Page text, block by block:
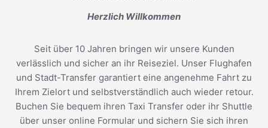
Herzlich Willkommen
Seit über 10 Jahren bringen wir unsere Kunden
verlässlich und sicher an ihr Reiseziel. Unser Flughafen
und Stadt-Transfer garantiert eine angenehme Fahrt zu
Ihrem Zielort und selbstverständlich auch wieder retour.
Buchen Sie bequem ihren Taxi Transfer oder ihr Shuttle
über unser online Formular und sichern Sie sich ihren